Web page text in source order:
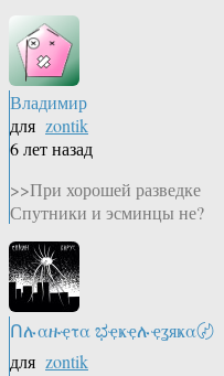
Владимир
для zontik
6 лет назад
>>При хорошей разведке
Спутники и эсминцы не?
Ոሉαዙҿτα ಭҿҝҿሉҿʓяҝα〄
для zontik